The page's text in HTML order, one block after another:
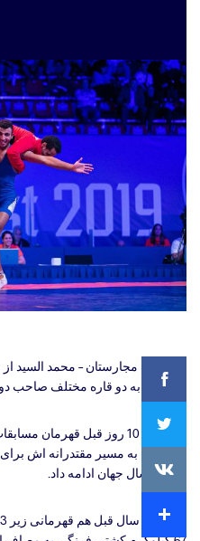
Facebook
VKontakte
بوداپست مجارستان – محمد السید
و با سفر به دو قاره مختلف صاحب
السید که 10 روز قبل
زیر 23 سال جهان ادامه داد.